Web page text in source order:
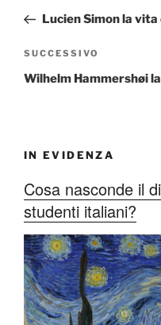
precedente:
Lucien Simon la vita
Articolo
successivo
SUCCESSIVO
Wilhelm Hammershøi
IN EVIDENZA
Cosa nasconde il
studenti italiani?